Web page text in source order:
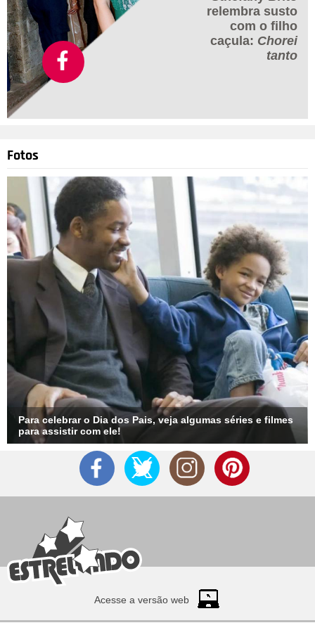
Em 8 de agosto de 2022, durante a cobertura da rodada do
Brasileirão, a Patrícia Poeta e Manoel Soares recebeu Ana
Thais Matos para um bate-papo no Encontro. Fanático pelo o
assunto, Manoel quis continuar a conversa quando foi
interrompido por Poeta. - Manoel já falou do sexto lugar ali,
são interesses pessoais. Esse jogo a gente não vai falar hoje,
a gente combinou antes de você chegar, disparou a
apresentadora, deixando Ana e o Soares constrangidos. Eita!
Em meados de 2023, Manoel Soares acabou sendo demitido
da emissora.
relembra susto
com o filho
caçula: Chorei
tanto
Fotos
Para celebrar o Dia dos Pais, veja algumas séries e filmes
para assistir com ele!
Acesse a versão web